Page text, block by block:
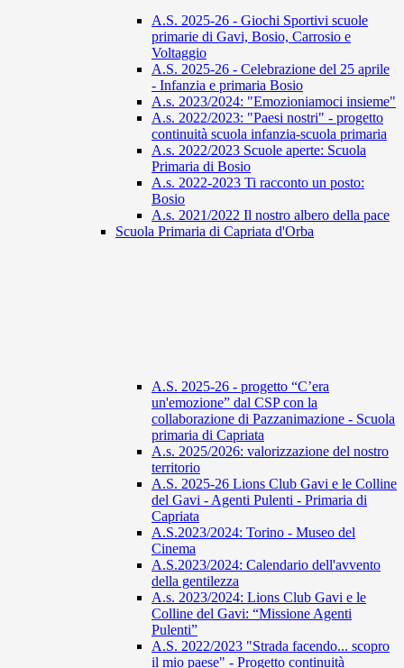
A.S. 2025-26 - Giochi Sportivi scuole
primarie di Gavi, Bosio, Carrosio e
Voltaggio
A.S. 2025-26 - Celebrazione del 25 aprile
- Infanzia e primaria Bosio
A.s. 2023/2024: "Emozioniamoci insieme"
A.s. 2022/2023: "Paesi nostri" - progetto
continuità scuola infanzia-scuola primaria
A.s. 2022/2023 Scuole aperte: Scuola
Primaria di Bosio
A.s. 2022-2023 Ti racconto un posto:
Bosio
A.s. 2021/2022 Il nostro albero della pace
Scuola Primaria di Capriata d'Orba
A.S. 2025-26 - progetto “C’era
un'emozione” dal CSP con la
collaborazione di Pazzanimazione - Scuola
primaria di Capriata
A.s. 2025/2026: valorizzazione del nostro
territorio
A.S. 2025-26 Lions Club Gavi e le Colline
del Gavi - Agenti Pulenti - Primaria di
Capriata
A.S.2023/2024: Torino - Museo del
Cinema
A.S.2023/2024: Calendario dell'avvento
della gentilezza
A.s. 2023/2024: Lions Club Gavi e le
Colline del Gavi: “Missione Agenti
Pulenti”
A.S. 2022/2023 "Strada facendo... scopro
il mio paese" - Progetto continuità